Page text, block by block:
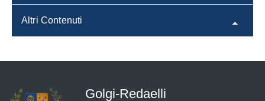
Altri Contenuti
Golgi-Redaelli